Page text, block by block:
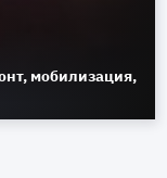
мобилизация,